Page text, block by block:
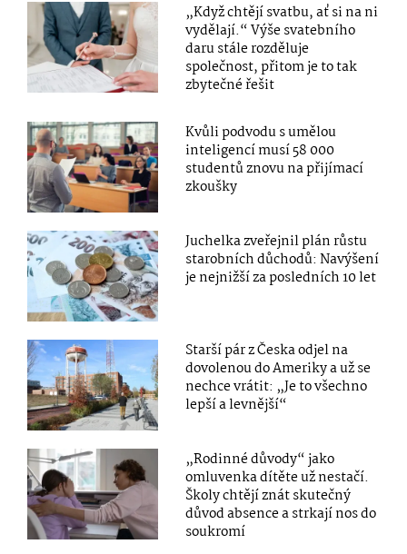
„Když chtějí svatbu, ať si na ni
vydělají.“ Výše svatebního
daru stále rozděluje
společnost, přitom je to tak
zbytečné řešit
Kvůli podvodu s umělou
inteligencí musí 58 000
studentů znovu na přijímací
zkoušky
Juchelka zveřejnil plán růstu
starobních důchodů: Navýšení
je nejnižší za posledních 10 let
Starší pár z Česka odjel na
dovolenou do Ameriky a už se
nechce vrátit: „Je to všechno
lepší a levnější“
„Rodinné důvody“ jako
omluvenka dítěte už nestačí.
Školy chtějí znát skutečný
důvod absence a strkají nos do
soukromí